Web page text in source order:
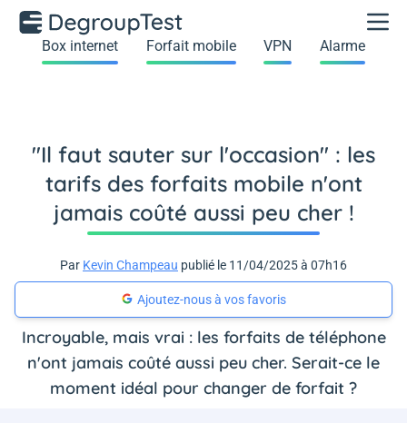
Box internet Forfait mobile VPN Alarme
"Il faut sauter sur l'occasion" : les
tarifs des forfaits mobile n'ont
jamais coûté aussi peu cher !
Par Kevin Champeau publié le 11/04/2025 à 07h16
Ajoutez-nous à vos favoris
Incroyable, mais vrai : les forfaits de téléphone
n'ont jamais coûté aussi peu cher. Serait-ce le
moment idéal pour changer de forfait ?